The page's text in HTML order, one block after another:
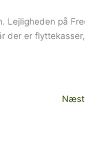
Lejligheden på
der er flyttekasser,